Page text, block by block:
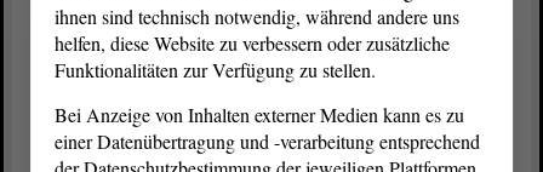
illegalen Artikel, die dann zu Verletzungen führen
würden. Woher stammt das Datenmaterial, das Sie
haben?
Ich komme gerade aus einer Veranstaltung, die
ihnen sind technisch notwendig, während andere uns
helfen, diese Website zu verbessern oder zusätzliche
Funktionalitäten zur Verfügung zu stellen.
Bei Anzeige von Inhalten externer Medien kann es zu
einer Datenübertragung und -verarbeitung entsprechend